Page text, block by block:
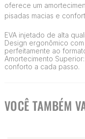
oferece um
pisadas macias e
EVA injetado de alta
Design ergonômico
perfeitamente ao
Amortecimento
conforto a cada passo.
VOCÊ TAMBÉM